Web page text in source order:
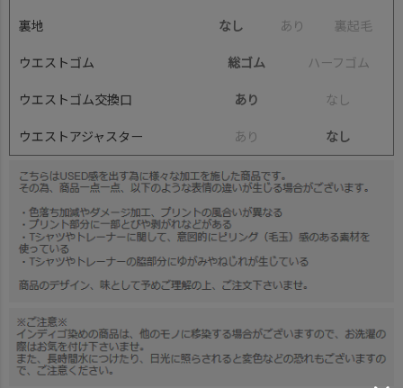
裏地 なし あ り 裏起毛
ウエストゴム 総ゴム ハーフ ゴ ム
ウエストゴム交換口 あり な し
ウエストアジャスター あ り なし